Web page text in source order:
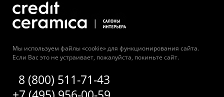
Мы используем файлы «cookie» для функционирования сайта.
Если Вас это не устраивает, пожалуйста, покиньте сайт.
8 (800) 511-71-43